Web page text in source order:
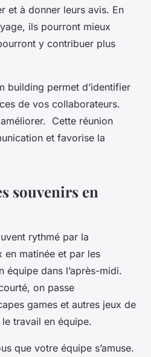
et à donner leurs avis. En
ils pourront mieux
y contribuer plus
building permet d’identifier
de vos collaborateurs.
Cette réunion
et favorise la
souvenirs en
rythmé par la
en matinée et par les
équipe dans l’après-midi.
on passe
games et autres jeux de
travail en équipe.
que votre équipe s’amuse.